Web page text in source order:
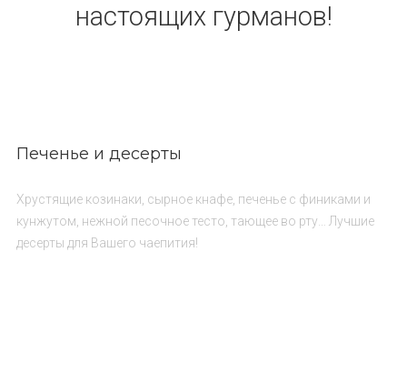
настоящих гурманов!
Печенье и десерты
Хрустящие козинаки, сырное кнафе, печенье с финиками и
кунжутом, нежной песочное тесто, тающее во рту… Лучшие
десерты для Вашего чаепития!